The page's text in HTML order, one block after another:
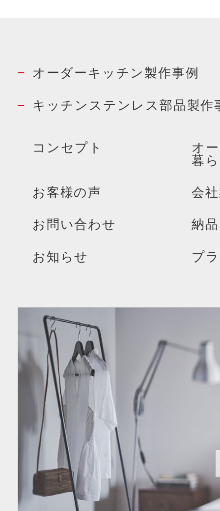
オーダーキッチン製作事例
キッチンステンレス部品製作
コンセプト
オ
暮
お客様の声 会
お問い合わせ 納
お知らせ プ